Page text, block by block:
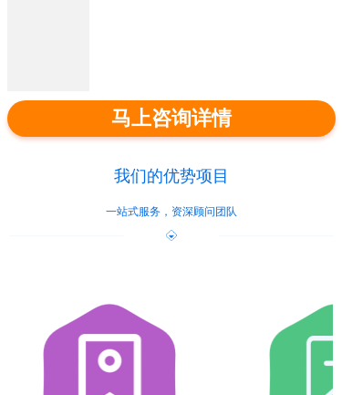
马上咨询详情
我们的优势项目
一站式服务，资深顾问团队